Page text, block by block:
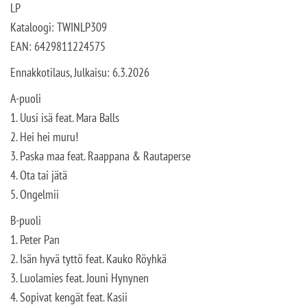
LP
Kataloogi: TWINLP309
EAN: 6429811224575
Ennakkotilaus, Julkaisu: 6.3.2026
A-puoli
1. Uusi isä feat. Mara Balls
2. Hei hei muru!
3. Paska maa feat. Raappana & Rautaperse
4. Ota tai jätä
5. Ongelmii
B-puoli
1. Peter Pan
2. Isän hyvä tyttö feat. Kauko Röyhkä
3. Luolamies feat. Jouni Hynynen
4. Sopivat kengät feat. Kasii